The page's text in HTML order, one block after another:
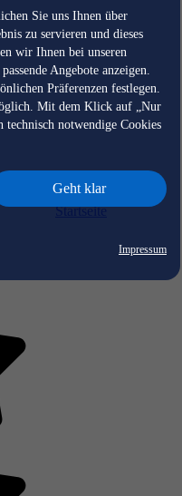
Sie uns Ihnen über
zu servieren und dieses
wir Ihnen bei unseren
Angebote anzeigen.
Präferenzen festlegen.
Mit dem Klick auf „Nur
notwendige Cookies
Geht klar
Impressum
Startseite